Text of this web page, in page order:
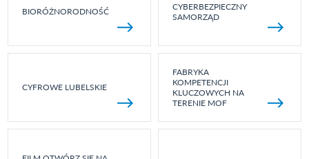
BIORÓŻNORODNOŚĆ
CYBERBEZPIECZNY
SAMORZĄD
CYFROWE LUBELSKIE
FABRYKA
KOMPETENCJI
KLUCZOWYCH NA
TERENIE MOF